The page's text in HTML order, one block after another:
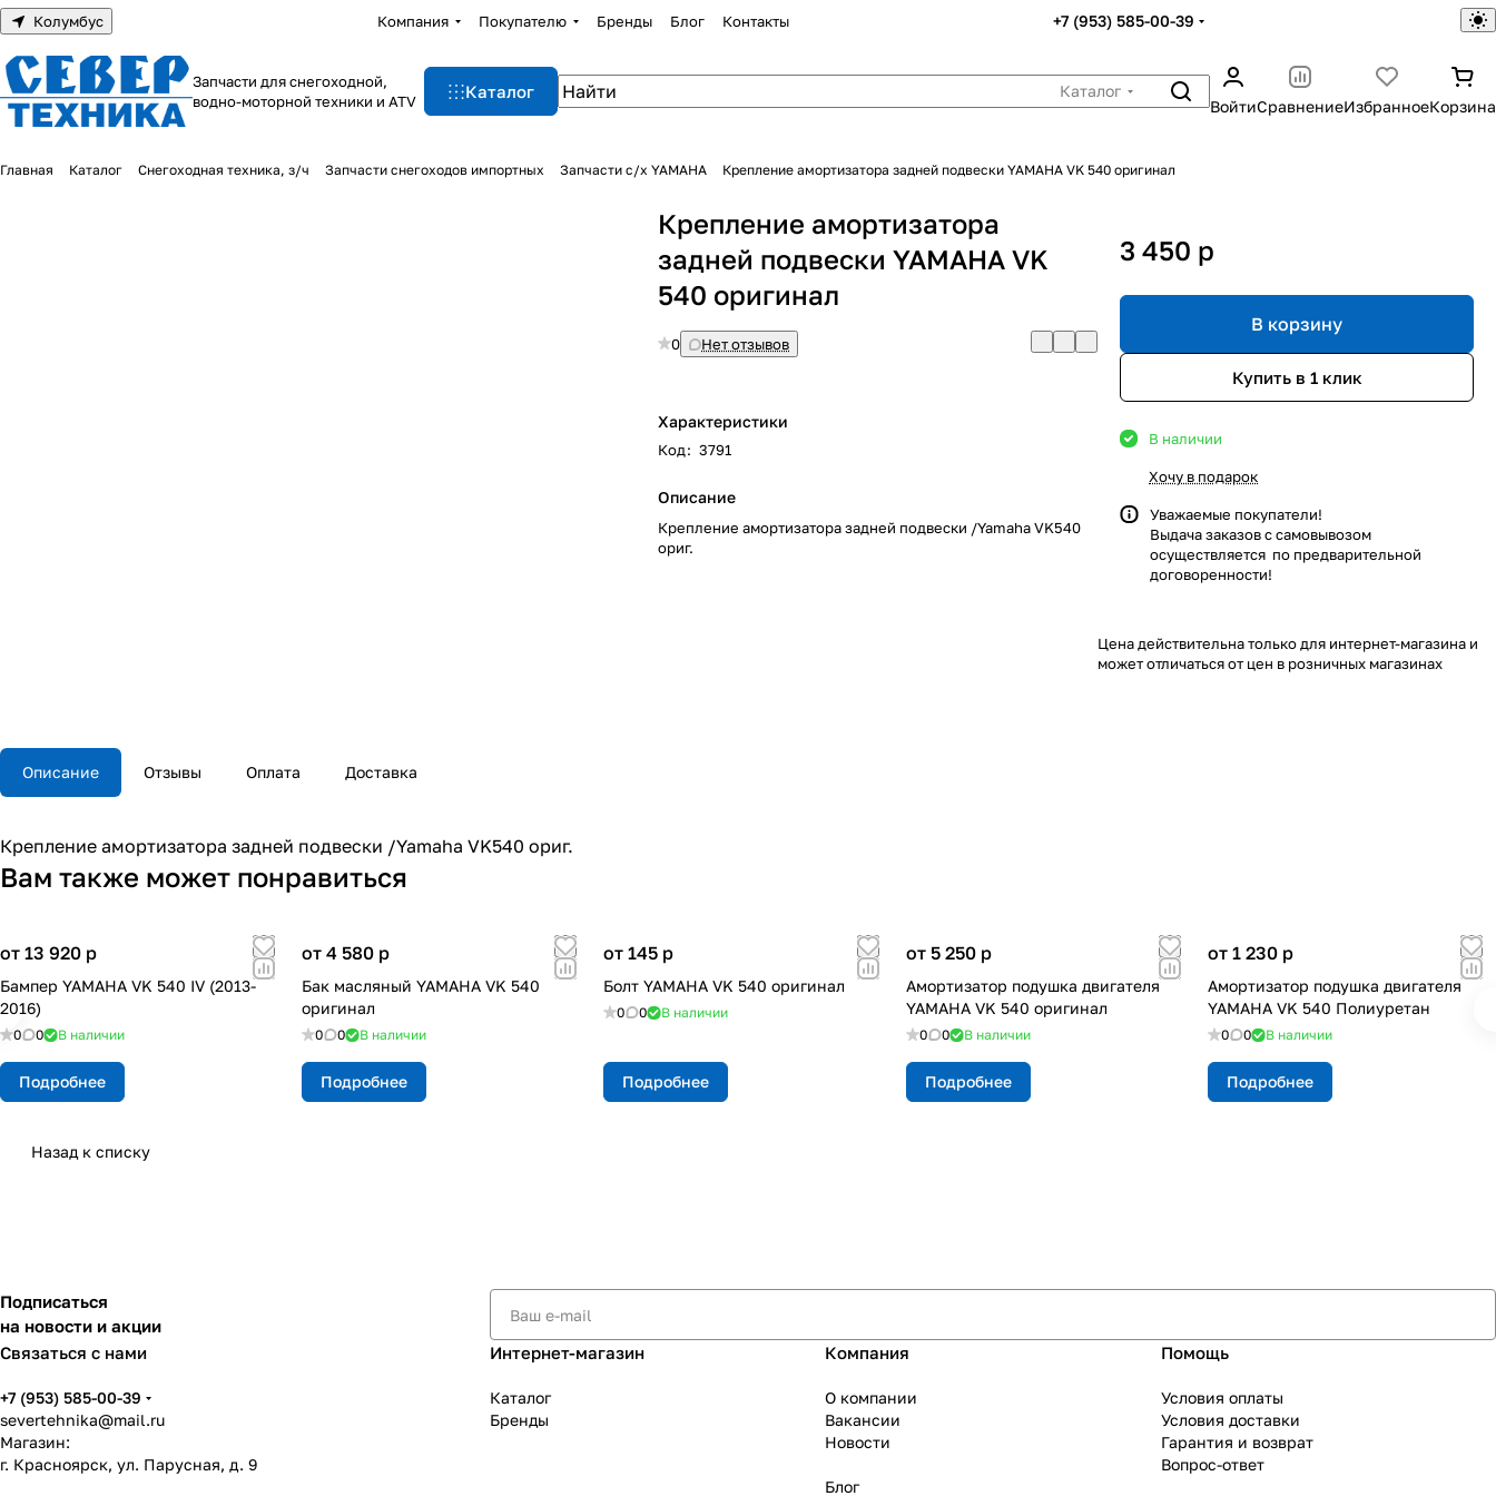
Колумбус Компания Покупателю Бренды Блог Контакты +7 (953) 585-00-39
Запчасти для снегоходной,
водно-моторной техники и ATV
Каталог
Каталог
ВойтиСравнениеИзбранноеКорзина
Главная Каталог Снегоходная техника, з/ч Запчасти снегоходов импортных Запчасти с/х YAMAHA Крепление амортизатора задней подвески YAMAHA VK 540 оригинал
Крепление амортизатора
задней подвески YAMAHA VK
540 оригинал
0 Нет отзывов
Характеристики
Код: 3791
Описание
Крепление амортизатора задней подвески /Yamaha VK540
ориг.
3 450 p
В корзину
Купить в 1 клик
В наличии
Хочу в подарок
Уважаемые покупатели!
Выдача заказов с самовывозом
осуществляется по предварительной
договоренности!
Цена действительна только для интернет-магазина и
может отличаться от цен в розничных магазинах
Описание Отзывы Оплата Доставка
Крепление амортизатора задней подвески /Yamaha VK540 ориг.
Вам также может понравиться
от 13 920 p
Бампер YAMAHA VK 540 IV (2013-
2016)
0 0 В наличии
Подробнее
от 4 580 p
Бак масляный YAMAHA VK 540
оригинал
0 0 В наличии
Подробнее
от 145 p
Болт YAMAHA VK 540 оригинал
0 0 В наличии
Подробнее
от 5 250 p
Амортизатор подушка двигателя
YAMAHA VK 540 оригинал
0 0 В наличии
Подробнее
от 1 230 p
Амортизатор подушка двигателя
YAMAHA VK 540 Полиуретан
0 0 В наличии
Подробнее
Назад к списку
Подписаться
на новости и акции
Связаться с нами
+7 (953) 585-00-39
severtehnika@mail.ru
Магазин:
г. Красноярск, ул. Парусная, д. 9
Интернет-магазин
Каталог
Бренды
Компания
О компании
Вакансии
Новости
Блог
Помощь
Условия оплаты
Условия доставки
Гарантия и возврат
Вопрос-ответ